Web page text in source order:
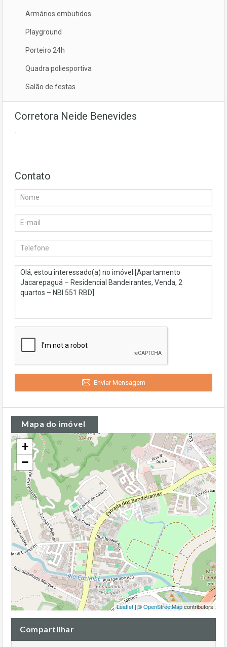
Armários embutidos
Playground
Porteiro 24h
Quadra poliesportiva
Salão de festas
Corretora Neide Benevides
Contato
Enviar Mensagem
Mapa do imóvel
+
−
Leaflet | ©OpenStreetMapcontributors
Compartilhar